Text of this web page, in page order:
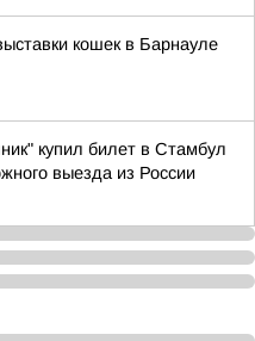
кошек в Барнауле
купил билет в Стамбул
выезда из России